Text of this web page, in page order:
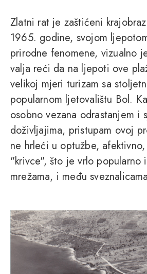
Zlatni rat je zaštićeni
1965. godine, svojom
prirodne fenomene, vizualno
valja reći da na ljepoti ove
velikoj mjeri turizam sa
popularnom ljetovalištu Bol.
osobno vezana odrastanjem i
doživljajima, pristupam ovoj
ne hrleći u optužbe,
"krivce", što je vrlo popularno
mrežama, i među